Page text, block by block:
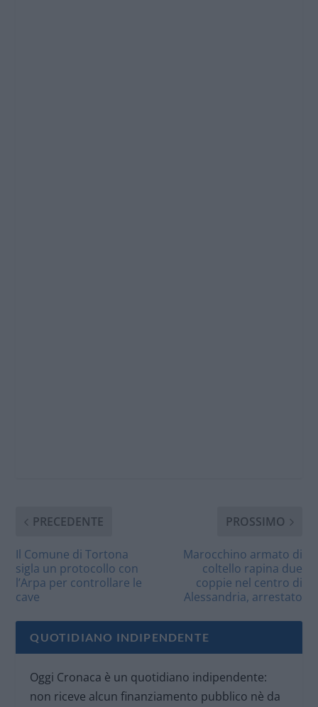
PRECEDENTE
Il Comune di Tortona
sigla un protocollo con
l’Arpa per controllare le
cave
PROSSIMO
Marocchino armato di
coltello rapina due
coppie nel centro di
Alessandria, arrestato
QUOTIDIANO INDIPENDENTE
Oggi Cronaca è un quotidiano indipendente:
non riceve alcun finanziamento pubblico nè da